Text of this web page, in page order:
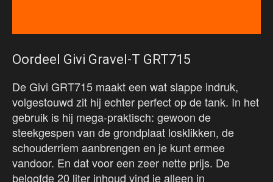
Oordeel Givi Gravel-T GRT715
De Givi GRT715 maakt een wat slappe indruk,
volgestouwd zit hij echter perfect op de tank. In het
gebruik is hij mega-praktisch: gewoon de
steekgespen van de grondplaat losklikken, de
schouderriem aanbrengen en je kunt ermee
vandoor. En dat voor een zeer nette prijs. De
beloofde 20 liter inhoud vind je alleen in